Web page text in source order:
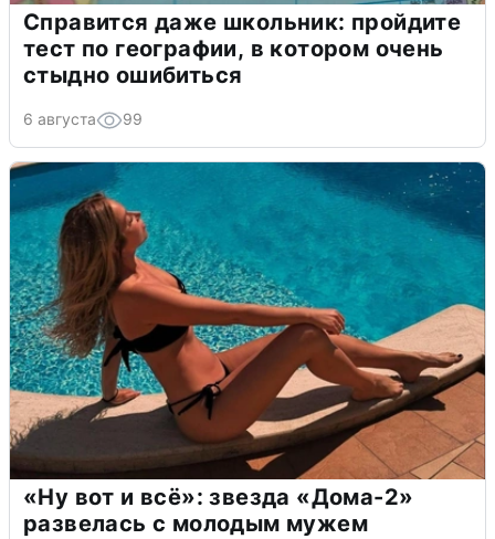
Справится даже школьник: пройдите
тест по географии, в котором очень
стыдно ошибиться
6 августа 99
«Ну вот и всё»: звезда «Дома-2»
развелась с молодым мужем